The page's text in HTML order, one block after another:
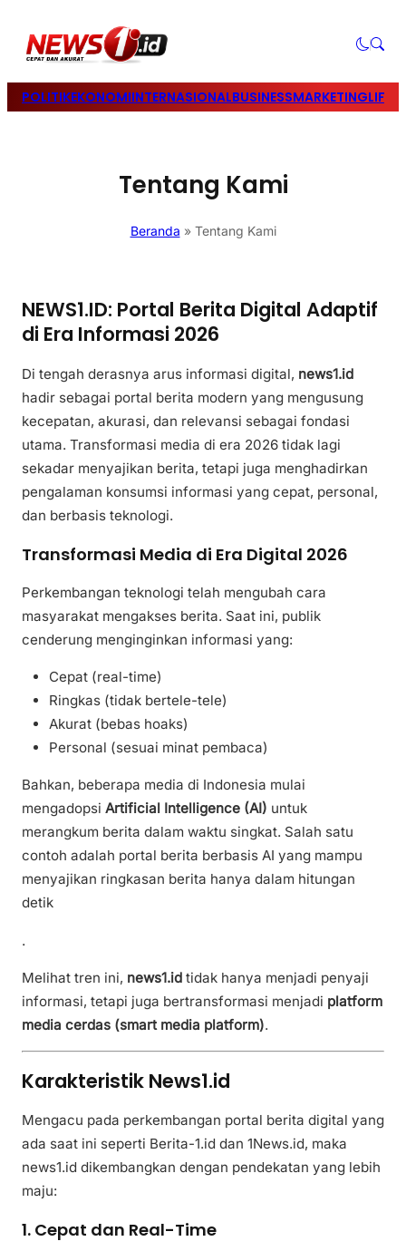
POLITIKEKONOMIINTERNASIONALBUSINESSMARKETING
Tentang Kami
Beranda » Tentang Kami
NEWS1.ID: Portal Berita Digital Adaptif
di Era Informasi 2026
Di tengah derasnya arus informasi digital, news1.id
hadir sebagai portal berita modern yang mengusung
kecepatan, akurasi, dan relevansi sebagai fondasi
utama. Transformasi media di era 2026 tidak lagi
sekadar menyajikan berita, tetapi juga menghadirkan
pengalaman konsumsi informasi yang cepat, personal,
dan berbasis teknologi.
Transformasi Media di Era Digital 2026
Perkembangan teknologi telah mengubah cara
masyarakat mengakses berita. Saat ini, publik
cenderung menginginkan informasi yang:
Cepat (real-time)
Ringkas (tidak bertele-tele)
Akurat (bebas hoaks)
Personal (sesuai minat pembaca)
Bahkan, beberapa media di Indonesia mulai
mengadopsi Artificial Intelligence (AI) untuk
merangkum berita dalam waktu singkat. Salah satu
contoh adalah portal berita berbasis AI yang mampu
menyajikan ringkasan berita hanya dalam hitungan
detik
.
Melihat tren ini, news1.id tidak hanya menjadi penyaji
informasi, tetapi juga bertransformasi menjadi platform
media cerdas (smart media platform).
Karakteristik News1.id
Mengacu pada perkembangan portal berita digital yang
ada saat ini seperti Berita-1.id dan 1News.id, maka
news1.id dikembangkan dengan pendekatan yang lebih
maju:
1. Cepat dan Real-Time